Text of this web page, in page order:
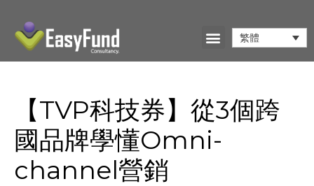
繁體
【TVP科技券】從3個跨
國品牌學懂Omni-
channel營銷